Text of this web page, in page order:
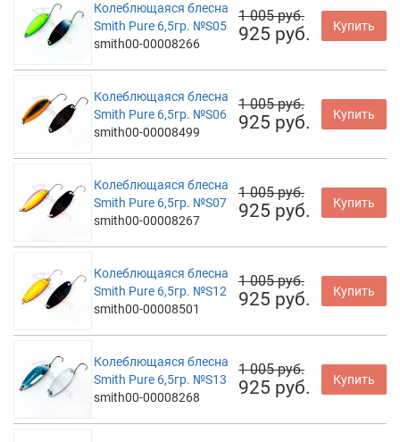
Колеблющаяся блесна
Smith Pure 6,5гр. №S05
smith00-00008266
1 005 руб.
925 руб. Купить
Колеблющаяся блесна
Smith Pure 6,5гр. №S06
smith00-00008499
1 005 руб.
925 руб. Купить
Колеблющаяся блесна
Smith Pure 6,5гр. №S07
smith00-00008267
1 005 руб.
925 руб. Купить
Колеблющаяся блесна
Smith Pure 6,5гр. №S12
smith00-00008501
1 005 руб.
925 руб. Купить
Колеблющаяся блесна
Smith Pure 6,5гр. №S13
smith00-00008268
1 005 руб.
925 руб. Купить